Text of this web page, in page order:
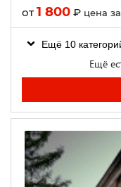
от1 800 ₽ цена
Ещё 10
Ещё